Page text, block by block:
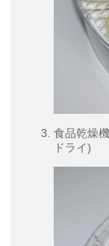
食品乾燥
ドライ)